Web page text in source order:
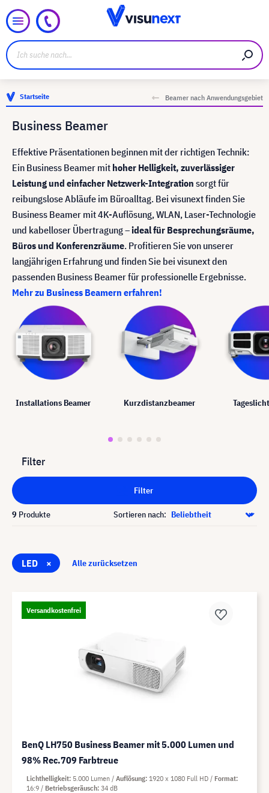
Startseite Beamer nach Anwendungsgebiet
Business Beamer
Effektive Präsentationen beginnen mit der richtigen Technik:
Ein Business Beamer mit hoher Helligkeit, zuverlässiger
Leistung und einfacher Netzwerk-Integration sorgt für
reibungslose Abläufe im Büroalltag. Bei visunext finden Sie
Business Beamer mit 4K-Auflösung, WLAN, Laser-Technologie
und kabelloser Übertragung –ideal für Besprechungsräume,
Büros und Konferenzräume. Profitieren Sie von unserer
langjährigen Erfahrung und finden Sie bei visunext den
passenden Business Beamer für professionelle Ergebnisse.
Mehr zu Business Beamern erfahren!
Installations Beamer Kurzdistanzbeamer
Filter
Filter
9 Produkte Sortieren nach:
LED × Alle zurücksetzen
Versandkostenfrei
BenQ LH750 Business Beamer mit 5.000 Lumen und
98% Rec.709 Farbtreue
Lichthelligkeit 5.000 Lumen Auflösung 1920 x 1080 Full HD
Format
16:9
Betriebsgeräusch 34 dB